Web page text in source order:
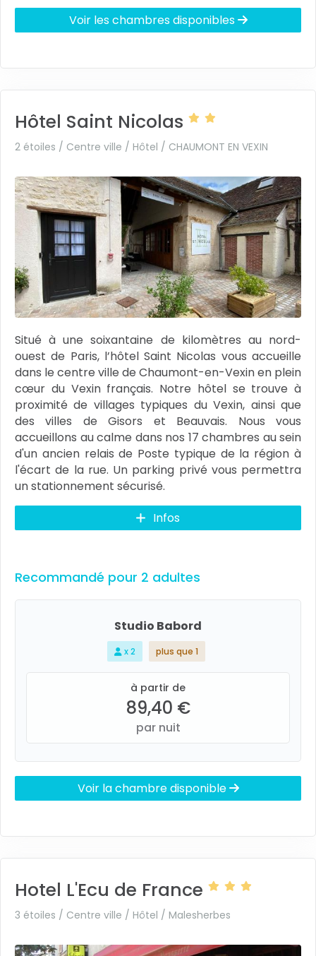
Voir les chambres disponibles
Hôtel Saint Nicolas
2 étoiles / Centre ville / Hôtel / CHAUMONT EN VEXIN
Situé à une soixantaine de kilomètres au nord-
ouest de Paris, l’hôtel Saint Nicolas vous accueille
dans le centre ville de Chaumont-en-Vexin en plein
cœur du Vexin français. Notre hôtel se trouve à
proximité de villages typiques du Vexin, ainsi que
des villes de Gisors et Beauvais. Nous vous
accueillons au calme dans nos 17 chambres au sein
d'un ancien relais de Poste typique de la région à
l'écart de la rue. Un parking privé vous permettra
un stationnement sécurisé.
Infos
Recommandé pour 2 adultes
Studio Babord
x 2 plus que 1
à partir de
89,40 €
par nuit
Voir la chambre disponible
Hotel L'Ecu de France
3 étoiles / Centre ville / Hôtel / Malesherbes